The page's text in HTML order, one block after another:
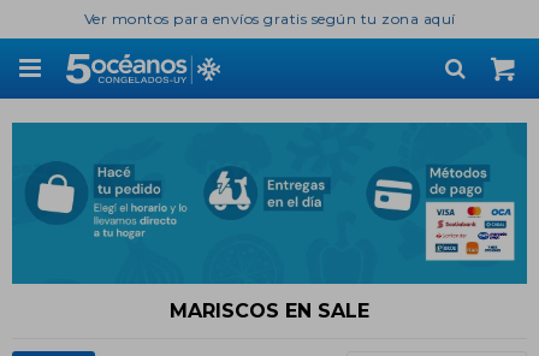
Ver montos para envíos gratis según tu zona aquí

MARISCOS EN SALE